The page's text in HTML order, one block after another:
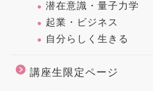
潜在意識・量子力学
起業・ビジネス
自分らしく生きる
講座生限定ページ